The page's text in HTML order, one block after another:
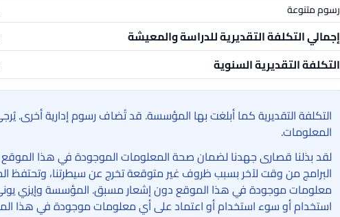
رسوم متنوعة
إجمالي التكلفة التقديرية للدراسة والمعيشة
التكلفة التقديرية السنوية
التكلفة التقديرية كما أبلغت بها المؤسسة. قد تُضاف رسوم إدارية أخرى.
المعلومات.
لقد بذلنا قصارى جهدنا لضمان صحة المعلومات الموجودة في هذا الموقع
البرامج من وقت لآخر بسبب ظروف غير متوقعة تخرج عن سيطرتنا، وتحتفظ
معلومات موجودة في هذا الموقع دون إشعار مسبق. المؤسسة وإيزي
استخدام أو سوء استخدام أو اعتماد على أي معلومات موجودة في هذا